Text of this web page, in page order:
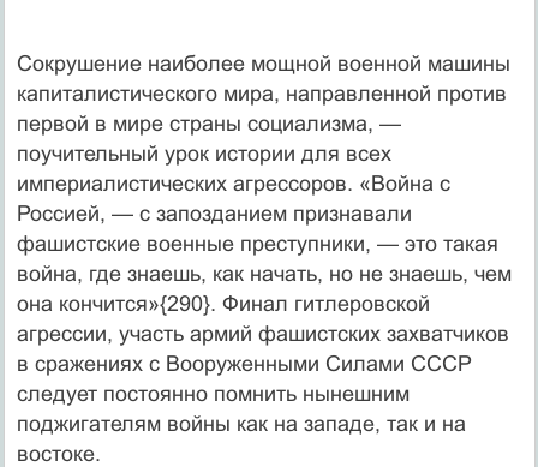
Сокрушение наиболее мощной военной машины
капиталистического мира, направленной против
первой в мире страны социализма, —
поучительный урок истории для всех
империалистических агрессоров. «Война с
Россией, — с запозданием признавали
фашистские военные преступники, — это такая
война, где знаешь, как начать, но не знаешь, чем
она кончится»{290}. Финал гитлеровской
агрессии, участь армий фашистских захватчиков
в сражениях с Вооруженными Силами СССР
следует постоянно помнить нынешним
поджигателям войны как на западе, так и на
востоке.